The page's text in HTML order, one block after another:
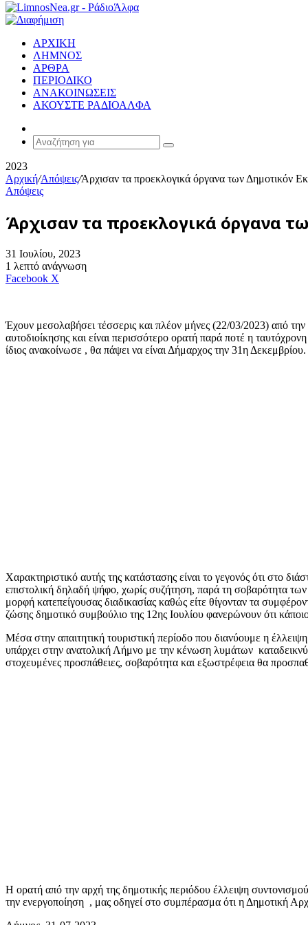
ΑΡΧΙΚΗ
ΛΗΜΝΟΣ
ΑΡΘΡΑ
ΠΕΡΙΟΔΙΚΟ
ΑΝΑΚΟΙΝΩΣΕΙΣ
ΑΚΟΥΣΤΕ ΡΑΔΙΟΑΛΦΑ
Article
Αναζήτηση
2023
Αρχική/Απόψεις/Άρχισαν τα προεκλογικά όργανα των Δημοτικόν
Απόψεις
Άρχισαν τα προεκλογικά όργανα
31 Ιουλίου, 2023
1 λεπτό ανάγνωση
Facebook X
Έχουν μεσολαβήσει τέσσερις και πλέον μήνες (22/03/2023) από
αυτοδιοίκησης και είναι περισσότερο ορατή παρά ποτέ η
ίδιος ανακοίνωσε , θα πάψει να είναι Δήμαρχος την 31η
Χαρακτηριστικό αυτής της κατάστασης είναι το γεγονός ότι στο
επιστολική δηλαδή ψήφο, χωρίς συζήτηση, παρά τη σοβαρότητα
μορφή κατεπείγουσας διαδικασίας καθώς είτε θίγονταν τα
ζώσης δημοτικό συμβούλιο της 12ης Ιουλίου φανερώνουν ότι
Μέσα στην απαιτητική τουριστική περίοδο που διανύουμε η
υπάρχει στην ανατολική Λήμνο με την κένωση λυμάτων
στοχευμένες προσπάθειες, σοβαρότητα και εξωστρέφεια θα
Η ορατή από την αρχή της δημοτικής περιόδου έλλειψη
την ενεργοποίηση , μας οδηγεί στο συμπέρασμα ότι η Δημοτική